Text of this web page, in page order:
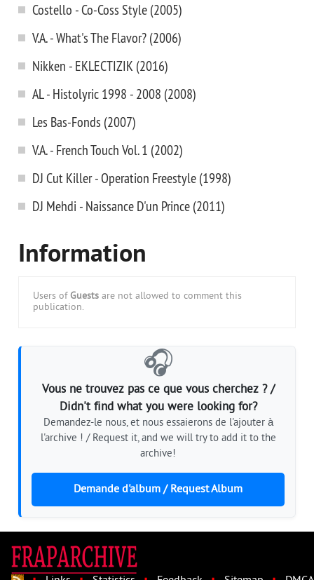
Costello - Co-Coss Style (2005)
V.A. - What's The Flavor? (2006)
Nikken - EKLECTIZIK (2016)
AL - Histolyric 1998 - 2008 (2008)
Les Bas-Fonds (2007)
V.A. - French Touch Vol. 1 (2002)
DJ Cut Killer - Operation Freestyle (1998)
DJ Mehdi - Naissance D'un Prince (2011)
Information
Users of Guests are not allowed to comment this
publication.
🎧
Vous ne trouvez pas ce que vous cherchez ? /
Didn't find what you were looking for?
Demandez-le nous, et nous essaierons de l'ajouter à
l'archive ! / Request it, and we will try to add it to the
archive!
Demande d'album / Request Album